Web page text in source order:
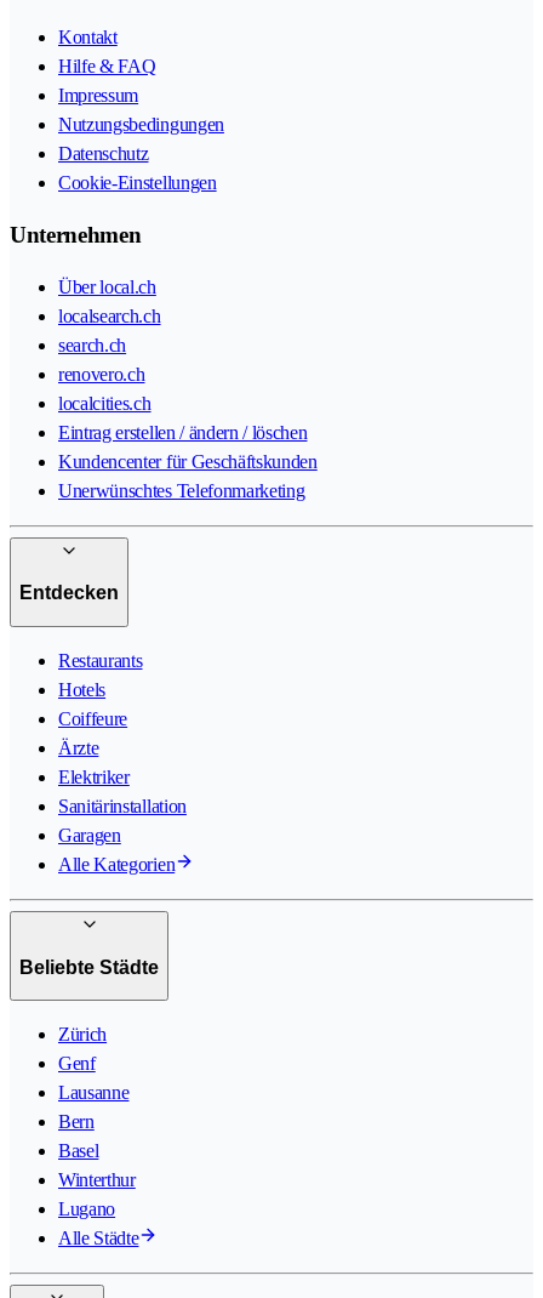
Kontakt
Hilfe & FAQ
Impressum
Nutzungsbedingungen
Datenschutz
Cookie-Einstellungen
Unternehmen
Über local.ch
localsearch.ch
search.ch
renovero.ch
localcities.ch
Eintrag erstellen / ändern / löschen
Kundencenter für Geschäftskunden
Unerwünschtes Telefonmarketing
Entdecken
Restaurants
Hotels
Coiffeure
Ärzte
Elektriker
Sanitärinstallation
Garagen
Alle Kategorien
Beliebte Städte
Zürich
Genf
Lausanne
Bern
Basel
Winterthur
Lugano
Alle Städte